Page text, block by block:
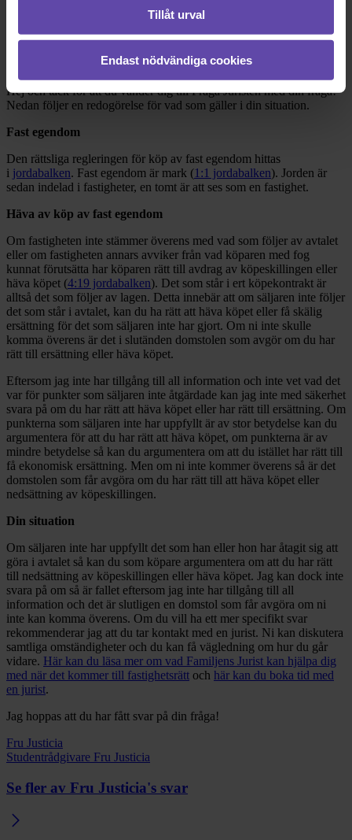
Tillåt urval
Endast nödvändiga cookies
Rådgivarens svar
Hej och tack för att du vänder dig till Fråga Juristen med din fråga!
Nedan följer en redogörelse för vad som gäller i din situation.
Fast egendom
Den rättsliga regleringen för köp av fast egendom hittas
i jordabalken. Fast egendom är mark (1:1 jordabalken). Jorden är
sedan indelad i fastigheter, en tomt är att ses som en fastighet.
Häva av köp av fast egendom
Om fastigheten inte stämmer överens med vad som följer av avtalet
eller om fastigheten annars avviker från vad köparen med fog
kunnat förutsätta har köparen rätt till avdrag av köpeskillingen eller
häva köpet (4:19 jordabalken). Det som står i ert köpekontrakt är
alltså det som följer av lagen. Detta innebär att om säljaren inte följer
det som står i avtalet, kan du ha rätt att häva köpet eller få skälig
ersättning för det som säljaren inte har gjort. Om ni inte skulle
komma överens är det i slutänden domstolen som avgör om du har
rätt till ersättning eller häva köpet.
Eftersom jag inte har tillgång till all information och inte vet vad det
var för punkter som säljaren inte åtgärdade kan jag inte med säkerhet
svara på om du har rätt att häva köpet eller har rätt till ersättning. Om
punkterna som säljaren inte har uppfyllt är av stor betydelse kan du
argumentera för att du har rätt att häva köpet, om punkterna är av
mindre betydelse så kan du argumentera om att du istället har rätt till
få ekonomisk ersättning. Men om ni inte kommer överens så är det
domstolen som får avgöra om du har rätt till att häva köpet eller
nedsättning av köpeskillingen.
Din situation
Om säljaren inte har uppfyllt det som han eller hon har åtagit sig att
göra i avtalet så kan du som köpare argumentera om att du har rätt
till nedsättning av köpeskillingen eller häva köpet. Jag kan dock inte
svara på om så är fallet eftersom jag inte har tillgång till all
information och det är slutligen en domstol som får avgöra om ni
inte kan komma överens. Om du vill ha ett mer specifikt svar
rekommenderar jag att du tar kontakt med en jurist. Ni kan diskutera
samtliga omständigheter och du kan få vägledning om hur du går
vidare. Här kan du läsa mer om vad Familjens Jurist kan hjälpa dig
med när det kommer till fastighetsrätt och här kan du boka tid med
en jurist.
Jag hoppas att du har fått svar på din fråga!
Fru Justicia
Studentrådgivare Fru Justicia
Se fler av Fru Justicia's svar